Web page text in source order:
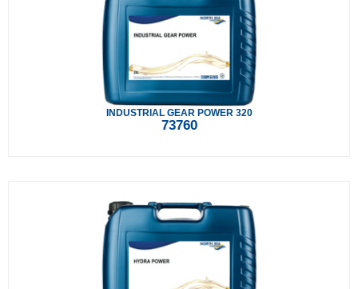
INDUSTRIAL GEAR POWER 320
73760